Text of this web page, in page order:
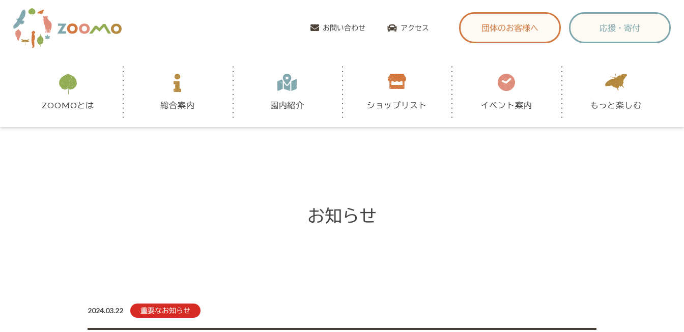
お問い合わせ アクセス 団体のお客様へ 応援・寄付
ZOOMOとは 総合案内 園内紹介 ショップリスト イベント案内 もっと楽しむ
お知らせ
2024.03.22 重要なお知らせ